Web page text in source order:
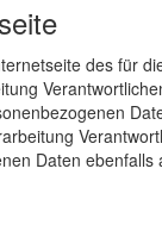
des für
Daten